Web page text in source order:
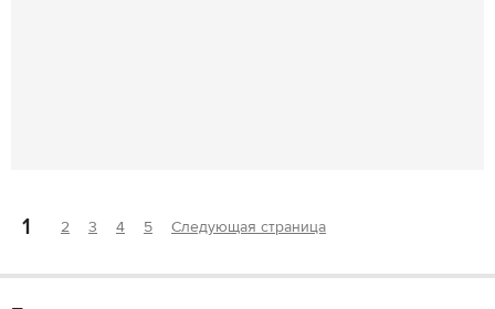
1 2 3 4 5 Следующая страница